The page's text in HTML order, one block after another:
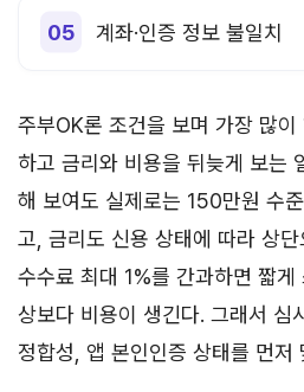
계좌·인증 정보 불일치
주부OK론 조건을 보며 가장 많
하고 금리와 비용을 뒤늦게 보는
해 보여도 실제로는 150만원 수
고, 금리도 신용 상태에 따라 상
수수료 최대 1%를 간과하면 짧게
상보다 비용이 생긴다. 그래서 심
정합성, 앱 본인인증 상태를 먼저